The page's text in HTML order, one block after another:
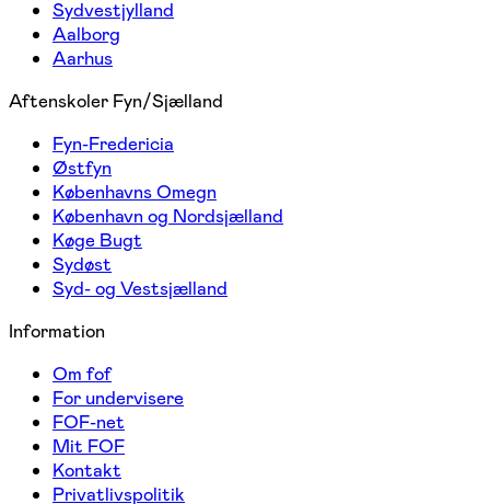
Sydvestjylland
Aalborg
Aarhus
Aftenskoler Fyn/Sjælland
Fyn-Fredericia
Østfyn
Københavns Omegn
København og Nordsjælland
Køge Bugt
Sydøst
Syd- og Vestsjælland
Information
Om fof
For undervisere
FOF-net
Mit FOF
Kontakt
Privatlivspolitik